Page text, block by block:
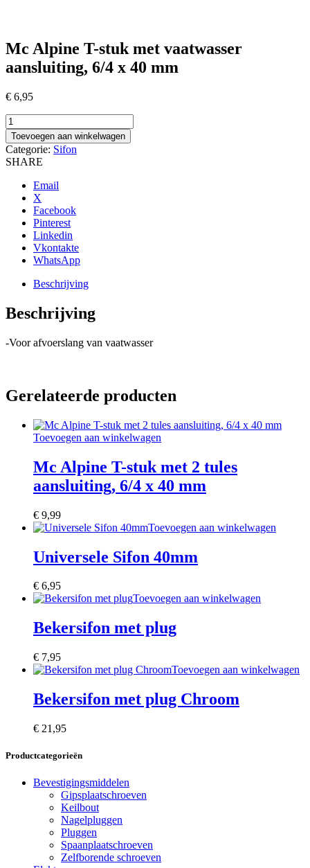
Mc Alpine T-stuk met vaatwasser
aansluiting, 6/4 x 40 mm
€ 6,95
Mc
Alpine
T-
stuk
met
vaatwasser
aansluiting,
aantal
Toevoegen aan winkelwagen
Categorie: Sifon
SHARE
Email
X
Facebook
Pinterest
Linkedin
Vkontakte
WhatsApp
Beschrijving
Beschrijving
-Voor afvoerslang van vaatwasser
Gerelateerde producten
Toevoegen aan winkelwagen
Mc Alpine T-stuk met 2 tules
aansluiting, 6/4 x 40 mm
€ 9,99
Toevoegen aan winkelwagen
Universele Sifon 40mm
€ 6,95
Toevoegen aan winkelwagen
Bekersifon met plug
€ 7,95
Toevoegen aan winkelwagen
Bekersifon met plug Chroom
€ 21,95
Productcategorieën
Bevestigingsmiddelen
Gipsplaatschroeven
Keilbout
Nagelpluggen
Pluggen
Spaanplaatschroeven
Zelfborende schroeven